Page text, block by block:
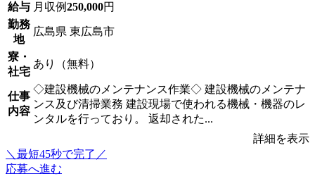
給与 月収例250,000円
勤務
地
広島県 東広島市
寮・
社宅
あり（無料）
仕事
内容
◇建設機械のメンテナンス作業◇ 建設機械のメンテナ
ンス及び清掃業務 建設現場で使われる機械・機器のレ
ンタルを行っており。 返却された...
詳細を表示
＼最短45秒で完了／
応募へ進む